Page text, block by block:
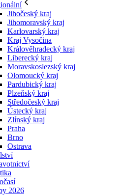
Jihočeský kraj
Jihomoravský kraj
Karlovarský kraj
Kraj Vysočina
Králověhradecký kraj
Liberecký kraj
Moravskoslezský kraj
Olomoucký kraj
Pardubický kraj
Plzeňský kraj
Středočeský kraj
Ústecký kraj
Zlínský kraj
Praha
Brno
Ostrava
2026